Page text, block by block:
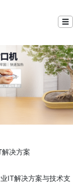
☰
解决方案
IT解决方案与技术支